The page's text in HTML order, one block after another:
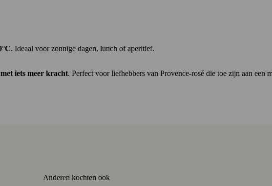
. Ideaal voor zonnige dagen, lunch of aperitief.
iets meer kracht. Perfect voor liefhebbers van Provence-rosé die toe zijn aan een
Anderen kochten ook